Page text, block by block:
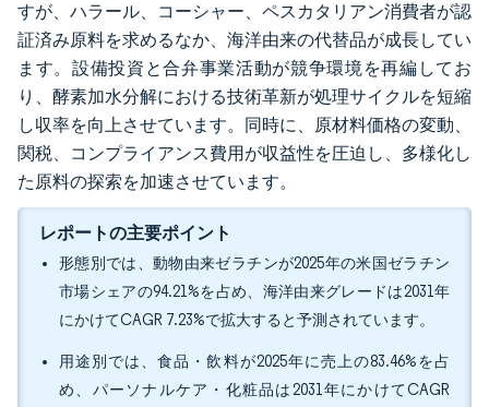
すが、ハラール、コーシャー、ペスカタリアン消費者が認
証済み原料を求めるなか、海洋由来の代替品が成長してい
ます。設備投資と合弁事業活動が競争環境を再編してお
り、酵素加水分解における技術革新が処理サイクルを短縮
し収率を向上させています。同時に、原材料価格の変動、
関税、コンプライアンス費用が収益性を圧迫し、多様化し
た原料の探索を加速させています。
レポートの主要ポイント
形態別では、動物由来ゼラチンが2025年の米国ゼラチン
市場シェアの94.21%を占め、海洋由来グレードは2031年
にかけてCAGR 7.23%で拡大すると予測されています。
用途別では、食品・飲料が2025年に売上の83.46%を占
め、パーソナルケア・化粧品は2031年にかけてCAGR